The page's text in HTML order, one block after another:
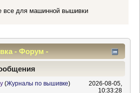
все для машинной вышивки
- Форум -
центр
(Журналы по вышивке)
2026-08-05,
10:33:28